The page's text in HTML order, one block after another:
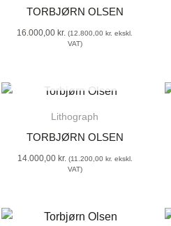
TORBJØRN OLSEN
16.000,00 kr. (12.800,00 kr. ekskl.
VAT)
Lithograph
TORBJØRN OLSEN
14.000,00 kr. (11.200,00 kr. ekskl.
VAT)